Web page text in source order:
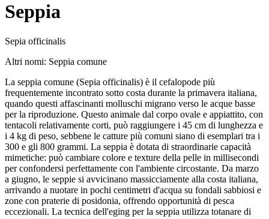
Seppia
Sepia officinalis
Altri nomi: Seppia comune
La seppia comune (Sepia officinalis) è il cefalopode più
frequentemente incontrato sotto costa durante la primavera italiana,
quando questi affascinanti molluschi migrano verso le acque basse
per la riproduzione. Questo animale dal corpo ovale e appiattito, con
tentacoli relativamente corti, può raggiungere i 45 cm di lunghezza e
i 4 kg di peso, sebbene le catture più comuni siano di esemplari tra i
300 e gli 800 grammi. La seppia è dotata di straordinarie capacità
mimetiche: può cambiare colore e texture della pelle in millisecondi
per confondersi perfettamente con l'ambiente circostante. Da marzo
a giugno, le seppie si avvicinano massicciamente alla costa italiana,
arrivando a nuotare in pochi centimetri d'acqua su fondali sabbiosi e
zone con praterie di posidonia, offrendo opportunità di pesca
eccezionali. La tecnica dell'eging per la seppia utilizza totanare di